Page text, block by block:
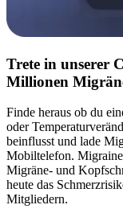
Trete in unserer
Millionen
Finde heraus ob du
oder
beinflusst und lade
Mobiltelefon.
Migräne- und
heute das
Mitgliedern.